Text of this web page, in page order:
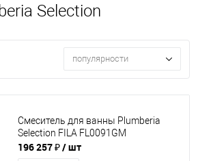
Selection
популярности
Смеситель для ванны Plumberia
Selection FILA FL0091GM
196 257 ₽/ шт